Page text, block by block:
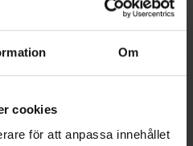
Om
cookies
för att anpassa innehållet